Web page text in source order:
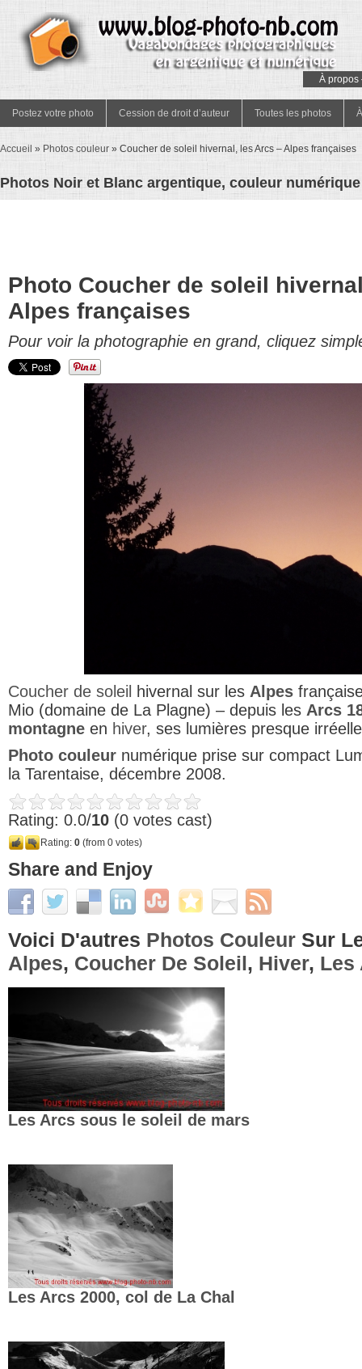
À propos
Postez votre photo Cession de droit d’auteur Toutes les photos
Accueil » Photos couleur » Coucher de soleil hivernal, les Arcs – Alpes françaises
Photos Noir et Blanc argentique, couleur
Photo Coucher de soleil
Alpes françaises
Pour voir la photographie en grand, cliquez
Coucher de soleil hivernal sur les Alpes
Mio (domaine de La Plagne) – depuis les Arcs
montagne en hiver, ses lumières presque
Photo couleur numérique prise sur compact
la Tarentaise, décembre 2008.
Rating: 0.0/10 (0 votes cast)
Rating: 0 (from 0 votes)
Share and Enjoy
Voici D'autres Photos Couleur Sur
Alpes, Coucher De Soleil, Hiver, Les
Les Arcs sous le soleil de mars
Les Arcs 2000, col de La Chal